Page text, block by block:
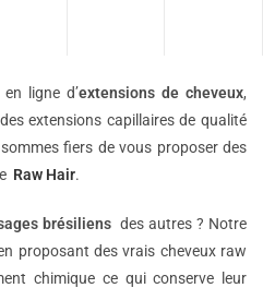
ligne d’extensions decheveux,
extensions capillaires de qualité
fiers de vous proposer des
Raw Hair.
brésiliens des autres ? Notre
proposant des vrais cheveux raw
chimique ce qui conserve leur